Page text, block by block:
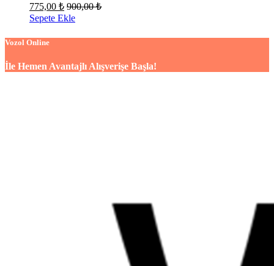
775,00 ₺ 900,00₺
Sepete Ekle
Vozol Online
İle Hemen Avantajlı Alışverişe Başla!